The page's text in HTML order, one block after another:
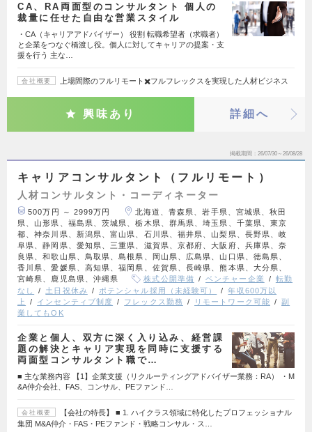
CA、RA両面型のコンサルタント 個人の
裁量に任せた自由な営業スタイル
・CA（キャリアアドバイザー） 役割 転職希望者（求職者）
と企業をつなぐ橋渡し役。個人に対してキャリアの提案・支
援を行う 主な…
会社概要 上場間際のフルリモート✖️フルフレックスを実現した人材ビジネス
興味あり 詳細へ
掲載期間 26/07/30～26/08/28
キャリアコンサルタント（フルリモート）
人材コンサルタント・コーディネーター
500万円 ～ 2999万円
北海道、青森県、岩手県、宮城県、秋田
県、山形県、福島県、茨城県、栃木県、群馬県、埼玉県、千葉県、東京
都、神奈川県、新潟県、富山県、石川県、福井県、山梨県、長野県、岐
阜県、静岡県、愛知県、三重県、滋賀県、京都府、大阪府、兵庫県、奈
良県、和歌山県、鳥取県、島根県、岡山県、広島県、山口県、徳島県、
香川県、愛媛県、高知県、福岡県、佐賀県、長崎県、熊本県、大分県、
宮崎県、鹿児島県、沖縄県
株式公開準備 ベンチャー企業
転勤
なし
土日祝休み ポテンシャル採用（未経験可）
年収600万以
上
インセンティブ制度 フレックス勤務 リモートワーク可能
副
業してもOK
企業と個人、双方に深く入り込み、経営課
題の解決とキャリア実現を同時に支援する
両面型コンサルタント職で…
■ 主な業務内容 【1】企業支援（リクルーティングアドバイザー業務：RA） ・M
&A仲介会社、FAS、コンサル、PEファンド…
会社概要
【会社の特長】 ■ 1. ハイクラス領域に特化したプロフェッショナル
集団 M&A仲介・FAS・PEファンド・戦略コンサル・ス…